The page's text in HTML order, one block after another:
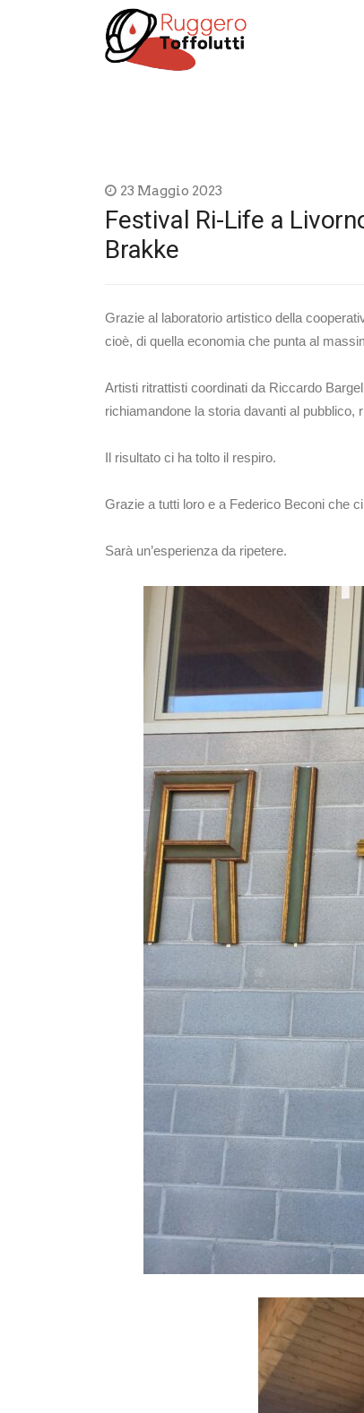
23 Maggio 2023
Festival Ri-Life a
Brakke
Grazie al laboratorio artistico della
cioè, di quella economia che punta al
Artisti ritrattisti coordinati da Riccardo
richiamandone la storia davanti al
Il risultato ci ha tolto il respiro.
Grazie a tutti loro e a Federico Beconi che
Sarà un’esperienza da ripetere.